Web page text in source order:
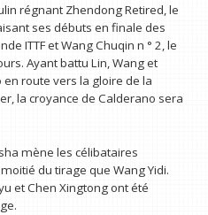
régnant Zhendong Retired, le
ses débuts en finale des
ITTF et Wang Chuqin n ° 2, le
Ayant battu Lin, Wang et
route vers la gloire de la
la croyance de Calderano sera
mène les célibataires
du tirage que Wang Yidi.
et Chen Xingtong ont été